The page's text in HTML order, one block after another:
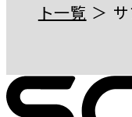
ト一覧